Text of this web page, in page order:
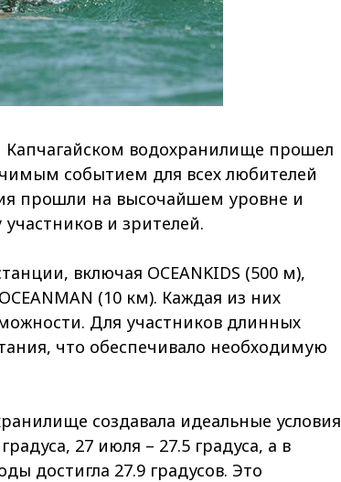
водохранилище прошел
событием для всех любителей
прошли на высочайшем уровне и
и зрителей.
включая OCEANKIDS (500 м),
(10 км). Каждая из них
Для участников длинных
что обеспечивало необходимую
создавала идеальные условия
27 июля – 27.5 градуса, а в
достигла 27.9 градусов. Это